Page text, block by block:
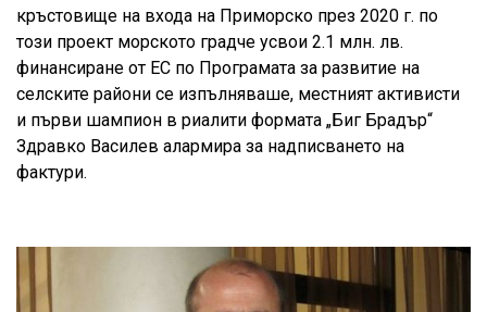
кръстовище на входа на Приморско през 2020 г. по
този проект морското градче усвои 2.1 млн. лв.
финансиране от ЕС по Програмата за развитие на
селските райони се изпълняваше, местният активисти
и първи шампион в риалити формата „Биг Брадър“
Здравко Василев алармира за надписването на
фактури.